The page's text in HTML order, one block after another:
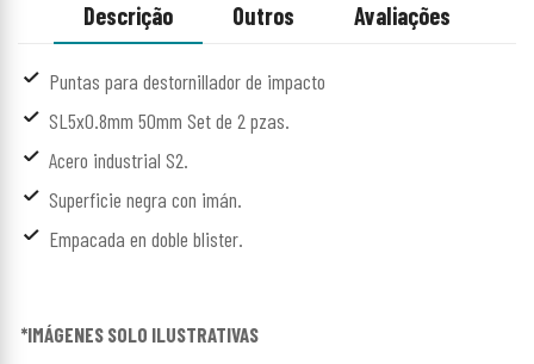
Descrição Outros Avaliações
Puntas para destornillador de impacto
SL5x0.8mm 50mm Set de 2 pzas.
Acero industrial S2.
Superficie negra con imán.
Empacada en doble blister.
*IMÁGENES SOLO ILUSTRATIVAS